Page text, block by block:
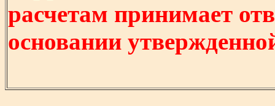
расчетам принимает
основании